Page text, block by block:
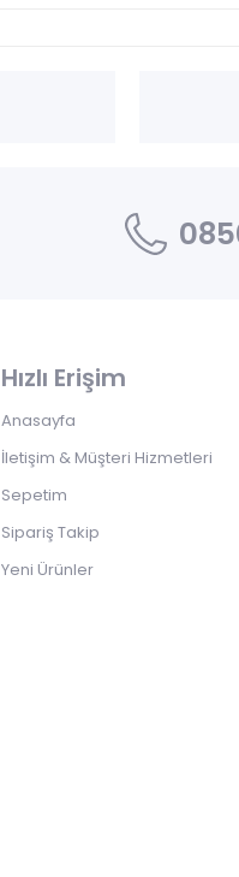
Hızlı Erişim
Anasayfa
İletişim & Müşteri Hizmetleri
Sepetim
Sipariş Takip
Yeni Ürünler